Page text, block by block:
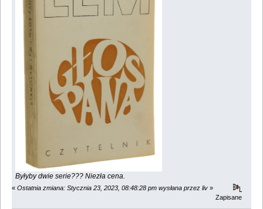
Byłyby dwie serie??? Niezła cena.
« Ostatnia zmiana: Stycznia 23, 2023, 08:48:28 pm wysłana przez liv »
Zapisane